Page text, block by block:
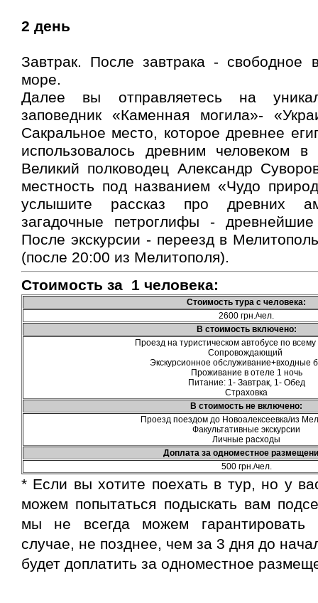
2 день
Завтрак. После завтрака - свободное
море.
Далее вы отправляетесь на
заповедник «Каменная могила»-
Сакральное место, которое древнее
использовалось древним человеком в
Великий полководец Александр
местность под названием «Чудо
услышите рассказ про древних
загадочные петроглифы -
После экскурсии - переезд в
(после 20:00 из Мелитополя).
Стоимость за 1 человека:
Стоимость тура с человека:
2600 грн./чел.
В стоимость включено:
Проезд на туристическом автобусе по
Сопровождающий
Экскурсионное обслуживание+входные
Проживание в отеле 1 ночь
Питание: 1- Завтрак, 1- Обед
Страховка
В стоимость не включено:
Проезд поездом до Новоалексеевка/из
Факультативные экскурсии
Личные расходы
Доплата за одноместное разме
500 грн./чел.
* Если вы хотите поехать в тур, но у
можем попытаться подыскать вам
мы не всегда можем гарантировать
случае, не позднее, чем за 3 дня до
будет доплатить за одноместное